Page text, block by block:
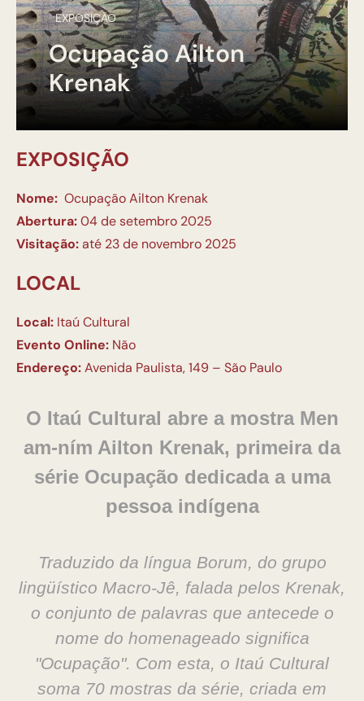
EXPOSIÇÃO
Ocupação Ailton
Krenak
EXPOSIÇÃO
Nome: Ocupação Ailton Krenak
Abertura:04 de setembro 2025
Visitação:até 23 de novembro 2025
LOCAL
Local: Itaú Cultural
Evento Online: Não
Endereço:Avenida Paulista, 149 – São Paulo
O Itaú Cultural abre a mostra Men
am-ním Ailton Krenak, primeira da
série Ocupação dedicada a uma
pessoa indígena
Traduzido da língua Borum, do grupo
lingüístico Macro-Jê, falada pelos Krenak,
o conjunto de palavras que antecede o
nome do homenageado significa
"Ocupação". Com esta, o Itaú Cultural
soma 70 mostras da série, criada em